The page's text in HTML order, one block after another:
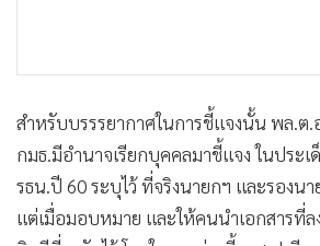
สำหรับบรรรยากาศในการชี้แจงนั้น พล.ต.
กมธ.มีอำนาจเรียกบุคคลมาชี้แจง ในประ
รธน.ปี 60 ระบุไว้ ที่จริงนายกฯ และรองนา
แต่เมื่อมอบหมาย และให้คนนำเอกสารที่